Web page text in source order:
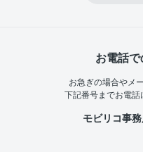
お電話
お急ぎの場合やメ
下記番号までお電話
モビリコ事